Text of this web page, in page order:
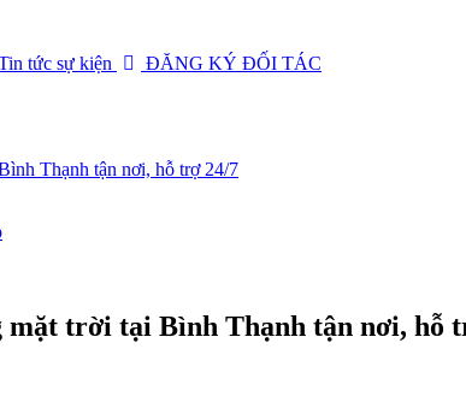
tức sự kiện
ĐĂNG KÝ ĐỐI TÁC
Thạnh tận nơi, hỗ trợ 24/7
mặt trời tại Bình Thạnh tận nơi, hỗ